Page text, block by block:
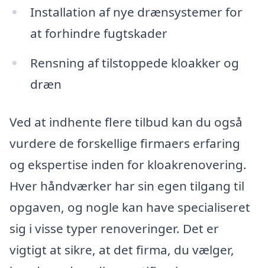
Installation af nye drænsystemer for
at forhindre fugtskader
Rensning af tilstoppede kloakker og
dræn
Ved at indhente flere tilbud kan du også
vurdere de forskellige firmaers erfaring
og ekspertise inden for kloakrenovering.
Hver håndværker har sin egen tilgang til
opgaven, og nogle kan have specialiseret
sig i visse typer renoveringer. Det er
vigtigt at sikre, at det firma, du vælger,